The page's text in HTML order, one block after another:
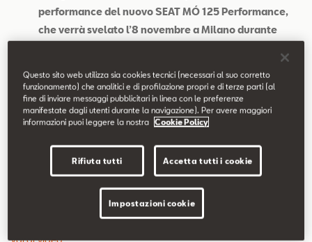
performance del nuovo SEAT MÓ 125 Performance,
che verrà svelato l’8 novembre a Milano durante
Verona, 28/10/2022.Sul circuito internazionale di Zuera
(Saragozza, Spagna), il team di SEAT MÓ ha affrontato con
successo la sua più grande sfida fino a oggi. Un unico scooter
SEAT MÓ 125 Performance è riuscito a battere due titoli Guinness
World Records™ in 48 ore consecutive, per concludere un anno di
lavoro di sviluppo e test di prova dello scooter, che hanno incluso
anche la preparazione al tentativo di record.
Vai al video
Questo sito web utilizza sia cookies tecnici (necessari al suo corretto
funzionamento) che analitici e di profilazione propri e di terze parti (al
fine di inviare messaggi pubblicitari in linea con le preferenze
manifestate dagli utenti durante la navigazione). Per avere maggiori
informazioni puoi leggere la nostra
Cookie Policy
Rifiuta tutti Accetta tutti i cookie
Impostazioni cookie